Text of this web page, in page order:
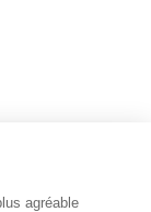
7 agréable